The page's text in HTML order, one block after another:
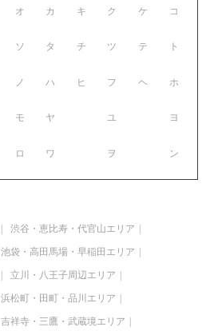
オ
ソ
ノ
モ
ロ
カ キ ク ケ コ
タ チ ツ テ ト
ハ ヒ フ ヘ ホ
ヤ ユ ヨ
ワ ヲ ン
渋谷・恵比寿・代官山エリア
池袋・高田馬場・早稲田エリア
立川・八王子周辺エリア
浜松町・田町・品川エリア
吉祥寺・三鷹・武蔵境エリア